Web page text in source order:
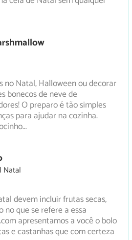
no Natal, Halloween ou decorar
bonecos de neve de
O preparo é tão simples
para ajudar na cozinha.
...
Natal
devem incluir frutas secas,
que se refere a essa
apresentamos a você o bolo
e castanhas que com certeza